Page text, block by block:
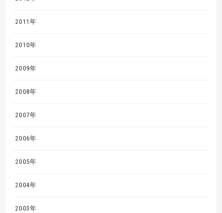
2011年
2010年
2009年
2008年
2007年
2006年
2005年
2004年
2003年